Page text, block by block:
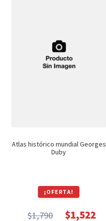
Atlas histórico mundial Georges
Duby
¡OFERTA!
$1,790 $1,522